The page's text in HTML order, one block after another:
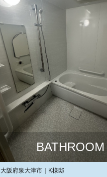
BATHROOM
兵庫県伊丹市｜M様邸